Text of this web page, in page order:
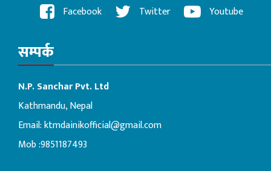
Facebook Twitter Youtube
सम्पर्क
N.P. Sanchar Pvt. Ltd
Kathmandu, Nepal
Email:ktmdainikofficial@gmail.com
Mob :9851187493